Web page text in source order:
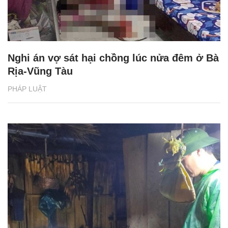
PHÁP LUẬT
Nghi án vợ sát hại chồng lúc nửa đêm ở Bà
Rịa-Vũng Tàu